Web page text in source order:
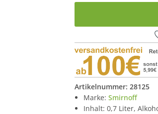
Artikelnummer: 28125
Marke: Smirnoff
Inhalt: 0,7 Liter,